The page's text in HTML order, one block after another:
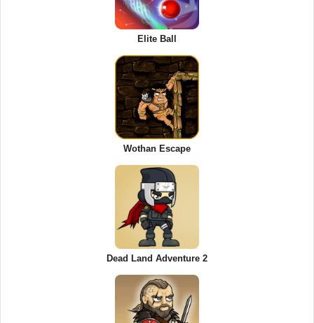
Elite Ball
Wothan Escape
Dead Land Adventure 2